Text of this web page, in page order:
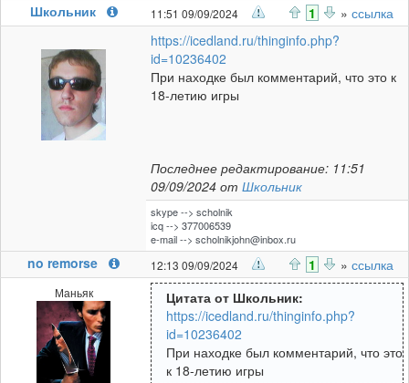
Школьник 11:51 09/09/2024 1 » ссылка
https://icedland.ru/thinginfo.php?
id=10236402
При находке был комментарий, что это к
18-летию игры
Последнее редактирование: 11:51
09/09/2024 от Школьник
skype --> scholnik
icq --> 377006539
e-mail --> scholnikjohn@inbox.ru
no remorse 12:13 09/09/2024 1 » ссылка
Маньяк
Цитата от Школьник:
https://icedland.ru/thinginfo.php?
id=10236402
При находке был комментарий, что это
к 18-летию игры